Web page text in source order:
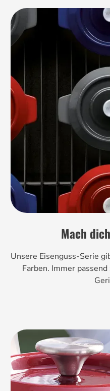
Mach
Unsere Eisenguss-Serie
Farben. Immer